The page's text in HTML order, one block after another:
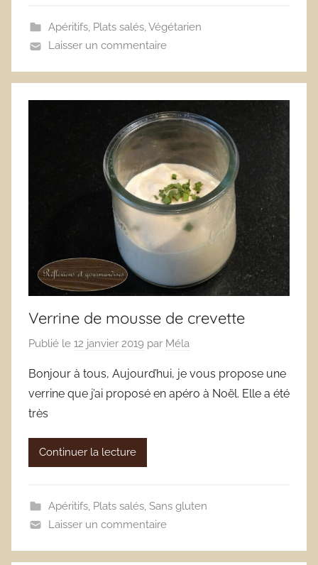
Apéritifs, Plats salés,Végétarien
Laisser un commentaire
Verrine de mousse de crevette
Publié le 12 janvier 2019 par Méla
Bonjour à tous, Aujourd’hui, je vous propose une
verrine que j’ai proposé en apéro à Noël. Elle a été
très
Continuer la lecture
Apéritifs, Plats salés, Sans gluten
Laisser un commentaire